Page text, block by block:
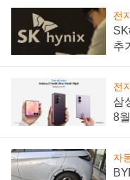
전
SK
추
전
삼
8
자